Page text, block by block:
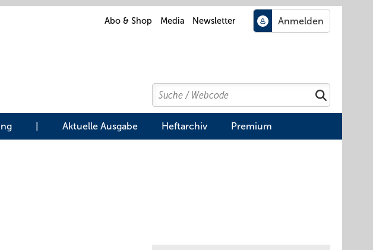
Abo & Shop Media Newsletter
Search
Suchen
Aktuelle Ausgabe Heftarchiv Premium